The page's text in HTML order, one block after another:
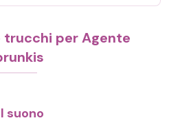
trucchi per Agente
suono